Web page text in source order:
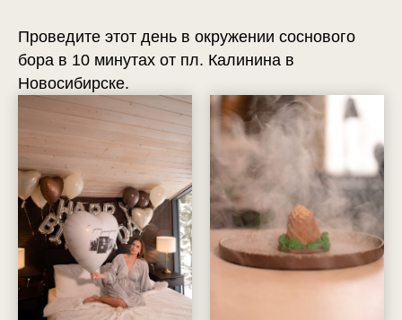
Проведите этот день в окружении соснового
бора в 10 минутах от пл. Калинина в
Новосибирске.